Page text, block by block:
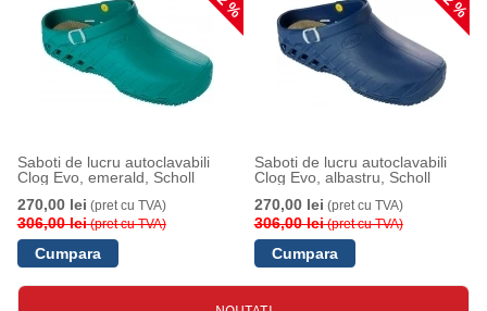
Saboti de lucru autoclavabili
Clog Evo, emerald, Scholl
270,00 lei (pret cu TVA)
306,00 lei(pret cu TVA)
Saboti de lucru autoclavabili
Clog Evo, albastru, Scholl
270,00 lei (pret cu TVA)
306,00 lei(pret cu TVA)